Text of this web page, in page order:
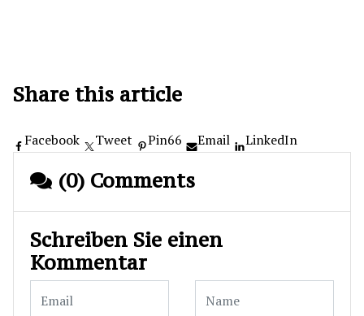
Share this article
Facebook Tweet Pin66 Email LinkedIn
(0) Comments
Schreiben Sie einen
Kommentar